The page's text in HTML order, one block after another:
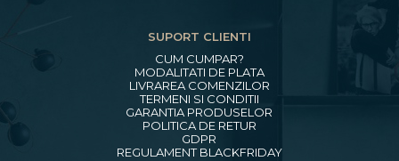
SUPORT CLIENTI
CUM CUMPAR?
MODALITATI DE PLATA
LIVRAREA COMENZILOR
TERMENI SI CONDITII
GARANTIA PRODUSELOR
POLITICA DE RETUR
GDPR
REGULAMENT BLACKFRIDAY